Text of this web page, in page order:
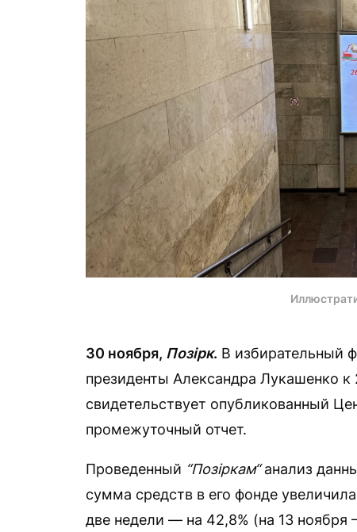
30 ноября, Позірк. В избирательный
президенты Александра Лукашенко к
свидетельствует опубликованный
промежуточный отчет.
Проведенный “Позіркам“анализ
сумма средств в его фонде
две недели — на 42,8% (на 13 ноября